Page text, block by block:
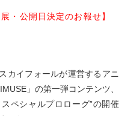
展・公開日決定のお報せ】
カイフォールが運営するアニ
」の第一弾コンテンツ、
ペシャルプロローグ”の開催